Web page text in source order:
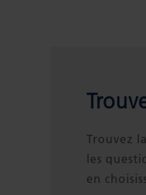
Trouvez
les
en